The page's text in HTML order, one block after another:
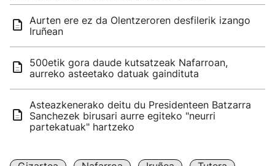
Aurten ere ez da Olentzeroren desfilerik izango
Iruñean
500etik gora daude kutsatzeak Nafarroan,
aurreko asteetako datuak gaindituta
Asteazkenerako deitu du Presidenteen Batzarra
Sanchezek birusari aurre egiteko "neurri
partekatuak" hartzeko